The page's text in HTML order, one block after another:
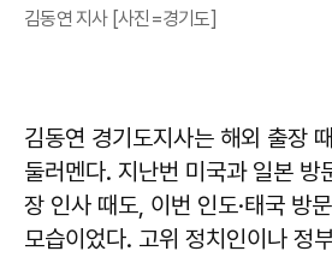
김동연 지사 [사진=경기도]
김동연 경기도지사는 해외 출장
둘러멘다. 지난번 미국과 일본 방
장 인사 때도, 이번 인도·태국 방
모습이었다. 고위 정치인이나 정